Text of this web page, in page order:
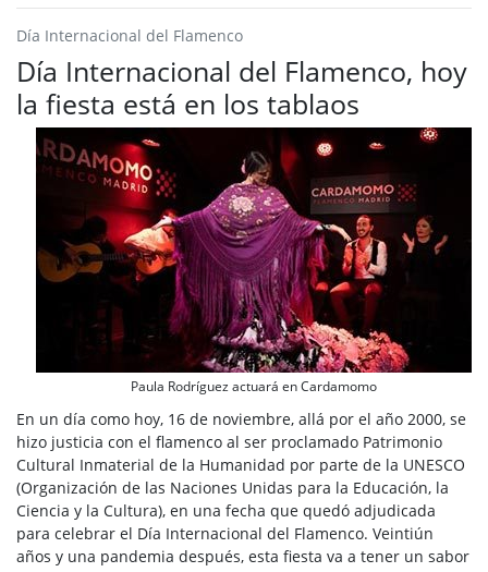
Día Internacional del Flamenco
Día Internacional del Flamenco, hoy
la fiesta está en los tablaos
Paula Rodríguez actuará en Cardamomo
En un día como hoy, 16 de noviembre, allá por el año 2000, se
hizo justicia con el flamenco al ser proclamado Patrimonio
Cultural Inmaterial de la Humanidad por parte de la UNESCO
(Organización de las Naciones Unidas para la Educación, la
Ciencia y la Cultura), en una fecha que quedó adjudicada
para celebrar el Día Internacional del Flamenco. Veintiún
años y una pandemia después, esta fiesta va a tener un sabor